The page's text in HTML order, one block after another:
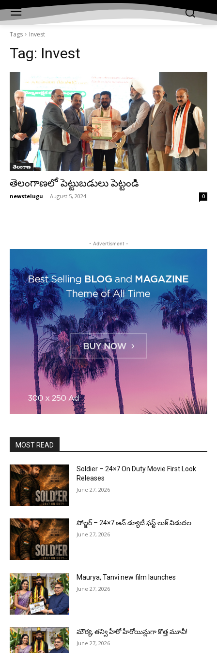
Tags Invest
Tag: Invest
తెలంగాణ
తెలంగాణలో పెట్టుబడులు పెట్టండి
newstelugu - August 5, 2024 0
- Advertisment -
MOST READ
Soldier – 24×7 On Duty Movie First Look
Releases
June 27, 2026
సోల్జర్ – 24×7 ఆన్ డ్యూటీ ఫస్ట్ లుక్ విడుదల
June 27, 2026
Maurya, Tanvi new film launches
June 27, 2026
మౌర్య‌, త‌న్వి హీరో హీరోయిన్లుగా కొత్త మూవీ!
June 27, 2026